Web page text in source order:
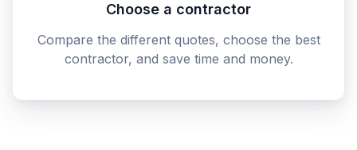
Choose a contractor
Compare the different quotes, choose the best
contractor, and save time and money.